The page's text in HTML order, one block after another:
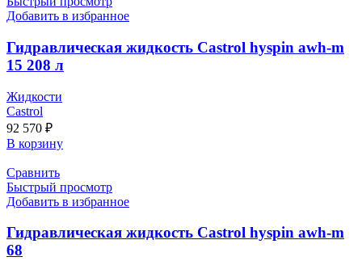
Добавить в избранное
Гидравлическая жидкость Castrol hyspin awh-m
15 208 л
Жидкости
Castrol
92 570 ₽
В корзину
Сравнить
Быстрый просмотр
Добавить в избранное
Гидравлическая жидкость Castrol hyspin awh-m
68